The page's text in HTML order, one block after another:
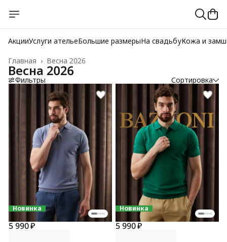
АкцииУслуги ательеБольшие размерыНа свадьбуКожа и
Весна 2026
Главная ›
Весна 2026
Фильтры Сортировка
Новинка
5 990 ₽
Новинка
5 990 ₽